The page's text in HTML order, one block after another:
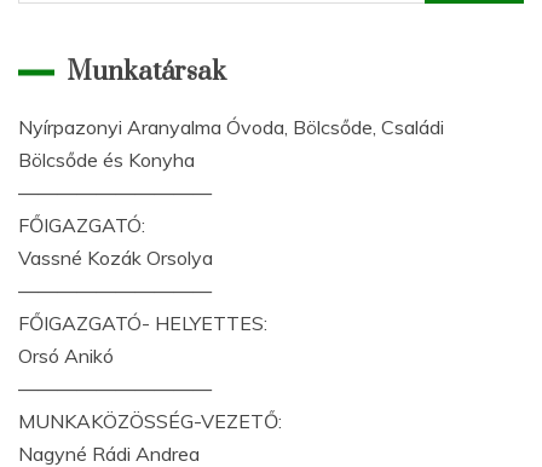
Munkatársak
Nyírpazonyi Aranyalma Óvoda, Bölcsőde, Családi
Bölcsőde és Konyha
——————————
FŐIGAZGATÓ:
Vassné Kozák Orsolya
——————————
FŐIGAZGATÓ- HELYETTES:
Orsó Anikó
——————————
MUNKAKÖZÖSSÉG-VEZETŐ:
Nagyné Rádi Andrea